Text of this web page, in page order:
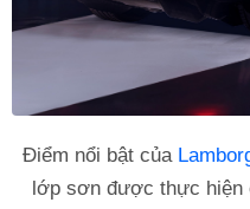
Điểm nổi bật của
lớp sơn được thực hiện